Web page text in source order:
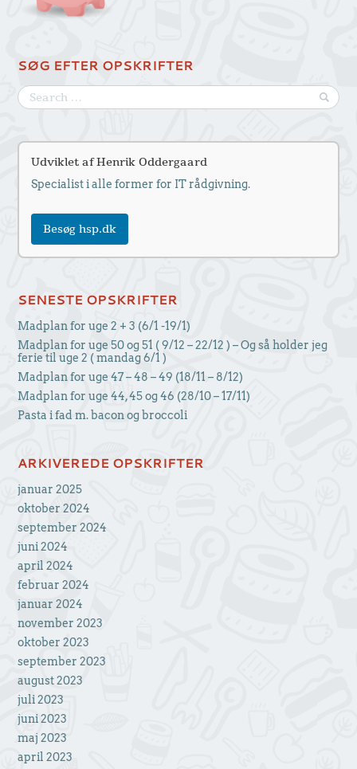
SØG EFTER OPSKRIFTER
Udviklet af Henrik Oddergaard
Specialist i alle former for IT rådgivning.
Besøg hsp.dk
SENESTE OPSKRIFTER
Madplan for uge 2 + 3 (6/1 -19/1)
Madplan for uge 50 og 51 ( 9/12 – 22/12 ) – Og så holder jeg
ferie til uge 2 ( mandag 6/1 )
Madplan for uge 47 – 48 – 49 (18/11 – 8/12)
Madplan for uge 44, 45 og 46 (28/10 – 17/11)
Pasta i fad m. bacon og broccoli
ARKIVEREDE OPSKRIFTER
januar 2025
oktober 2024
september 2024
juni 2024
april 2024
februar 2024
januar 2024
november 2023
oktober 2023
september 2023
august 2023
juli 2023
juni 2023
maj 2023
april 2023